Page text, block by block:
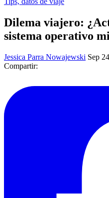
Dilema viajero:
sistema operativo
Jessica Parra Nowajewski Sep
Compartir: